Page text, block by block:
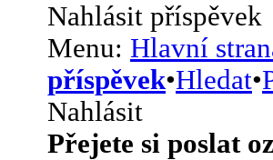
Nahlásit příspěvek
Menu: Hlavní
příspěvek•Hledat•
Nahlásit
Přejete si poslat